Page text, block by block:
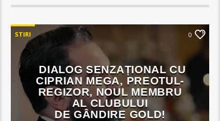
STIRI 0
DIALOG SENZAȚIONAL CU
CIPRIAN MEGA, PREOTUL-
REGIZOR, NOUL MEMBRU
AL CLUBULUI
DE GÂNDIRE GOLD!